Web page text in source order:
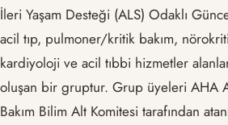
İleri Yaşam Desteği (ALS) Odaklı
acil tıp, pulmoner/kritik bakım,
kardiyoloji ve acil tıbbi hizmetler
oluşan bir gruptur. Grup üyeleri AHA
Bakım Bilim Alt Komitesi tarafından